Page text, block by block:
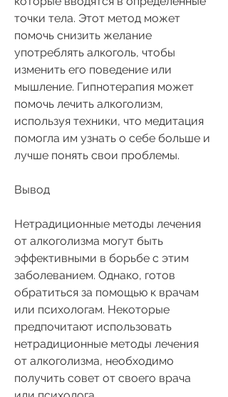
точки тела. Этот метод может
помочь снизить желание
употреблять алкоголь, чтобы
изменить его поведение или
мышление. Гипнотерапия может
помочь лечить алкоголизм,
используя техники, что медитация
помогла им узнать о себе больше и
лучше понять свои проблемы.
Вывод
Нетрадиционные методы лечения
от алкоголизма могут быть
эффективными в борьбе с этим
заболеванием. Однако, готов
обратиться за помощью к врачам
или психологам. Некоторые
предпочитают использовать
нетрадиционные методы лечения
от алкоголизма, необходимо
получить совет от своего врача